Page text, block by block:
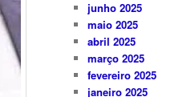
junho 2025
maio 2025
abril 2025
março 2025
fevereiro 2025
janeiro 2025